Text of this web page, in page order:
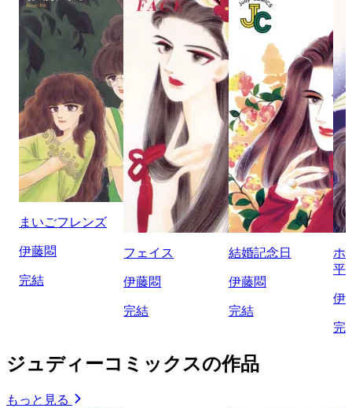
まいごフレンズ
伊藤悶
完結
フェイス
伊藤悶
完結
結婚記念日
伊藤悶
完結
ホ
平
伊
完
ジュディーコミックスの作品
もっと見る